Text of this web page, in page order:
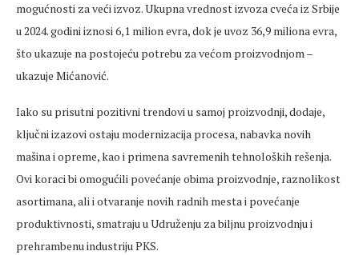
mogućnosti za veći izvoz. Ukupna vrednost izvoza cveća iz Srbije
u 2024. godini iznosi 6,1 milion evra, dok je uvoz 36,9 miliona evra,
što ukazuje na postojeću potrebu za većom proizvodnjom –
ukazuje Mićanović.
Iako su prisutni pozitivni trendovi u samoj proizvodnji, dodaje,
ključni izazovi ostaju modernizacija procesa, nabavka novih
mašina i opreme, kao i primena savremenih tehnoloških rešenja.
Ovi koraci bi omogućili povećanje obima proizvodnje, raznolikost
asortimana, ali i otvaranje novih radnih mesta i povećanje
produktivnosti, smatraju u Udruženju za biljnu proizvodnju i
prehrambenu industriju PKS.